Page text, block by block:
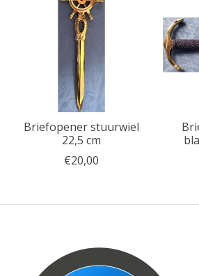
Briefopener stuurwiel
22,5 cm
€20,00